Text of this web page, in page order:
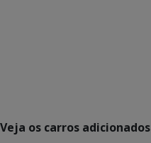
Veja os carros adicionados